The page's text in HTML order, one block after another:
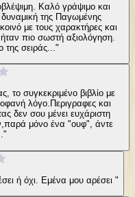
Καλό γράψιμο και
δυναμική της Παγωμένης
με τους χαρακτήρες και
πιο σωστή αξιολόγηση.
σειράς..."
το συγκεκριμένο βιβλίο με
λόγο.Περιγραφες και
δεν σου μένει ευχάριστη
μόνο ένα "ουφ", άντε
ή όχι. Εμένα μου αρέσει "